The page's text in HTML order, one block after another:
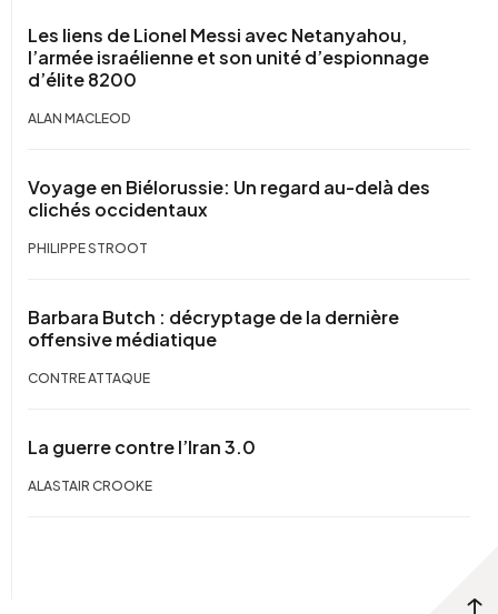
Les liens de Lionel Messi avec Netanyahou,
l’armée israélienne et son unité d’espionnage
d’élite 8200
ALAN MACLEOD
Voyage en Biélorussie: Un regard au-delà des
clichés occidentaux
PHILIPPE STROOT
Barbara Butch : décryptage de la dernière
offensive médiatique
CONTRE ATTAQUE
La guerre contre l’Iran 3.0
ALASTAIR CROOKE